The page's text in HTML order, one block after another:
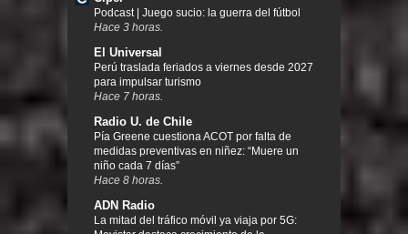
Podcast | Juego sucio: la guerra del fútbol
Hace 3 horas.
El Universal
Perú traslada feriados a viernes desde 2027
para impulsar turismo
Hace 7 horas.
Radio U. de Chile
Pía Greene cuestiona ACOT por falta de
medidas preventivas en niñez: “Muere un
niño cada 7 días”
Hace 8 horas.
ADN Radio
La mitad del tráfico móvil ya viaja por 5G: